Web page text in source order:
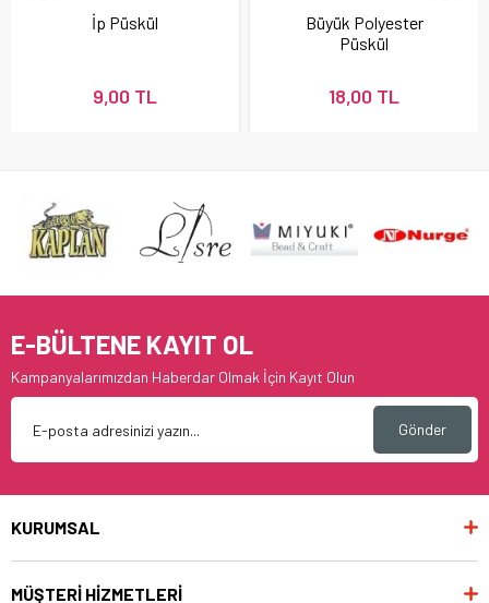
İp Püskül
9,00 TL
Büyük Polyester
Püskül
18,00 TL
E-BÜLTENE KAYIT OL
Kampanyalarımızdan Haberdar Olmak İçin Kayıt Olun
Gönder
KURUMSAL
MÜŞTERİ HİZMETLERİ